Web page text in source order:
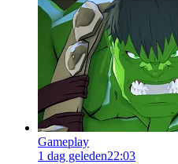
Gameplay
1 dag geleden22:03